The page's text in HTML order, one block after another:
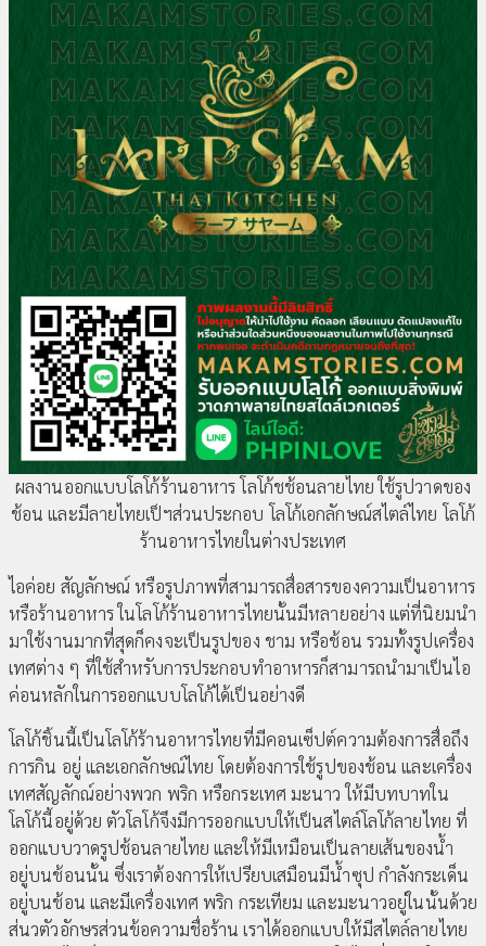
ผลงานออกแบบโลโก้ร้านอาหาร โลโก้ชช้อนลายไทย ใช้รูปวาดของ
ช้อน และมีลายไทยเป็ฯส่วนประกอบ โลโก้เอกลักษณ์สไตล์ไทย โลโก้
ร้านอาหารไทยในต่างประเทศ
ไอค่อย สัญลักษณ์ หรือรูปภาพที่สามารถสื่อสารของความเป็นอาหาร
หรือร้านอาหาร ในโลโก้ร้านอาหารไทยนั้นมีหลายอย่าง แต่ที่นิยมนำ
มาใช้งานมากที่สุดก็คงจะเป็นรูปของ ชาม หรือช้อน รวมทั้งรูปเครื่อง
เทศต่าง ๆ ที่ใช้สำหรับการประกอบทำอาหารก็สามารถนำมาเป็นไอ
ค่อนหลักในการออกแบบโลโก้ได้เป็นอย่างดี
โลโก้ชิ้นนี้เป็นโลโก้ร้านอาหารไทยที่มีคอนเซ็ปต์ความต้องการสื่อถึง
การกิน อยู่ และเอกลักษณ์ไทย โดยต้องการใช้รูปของช้อน และเครื่อง
เทศสัญลักณ์อย่างพวก พริก หรือกระเทศ มะนาว ให้มีบทบาทใน
โลโก้นี้อยู่ด้วย ตัวโลโก้จึงมีการออกแบบให้เป็นสไตล์โลโก้ลายไทย ที่
ออกแบบวาดรูปช้อนลายไทย และให้มีเหมือนเป็นลายเส้นของน้ำ
อยู่บนช้อนนั้น ซึ่งเราต้องการให้เปรียบเสมือนมีน้ำซุป กำลังกระเด็น
อยู่บนช้อน และมีเครื่องเทศ พริก กระเทียม และมะนาวอยู่ในนั้นด้วย
ส่นวตัวอักษรส่วนข้อความชื่อร้าน เราได้ออกแบบให้มีสไตล์ลายไทย